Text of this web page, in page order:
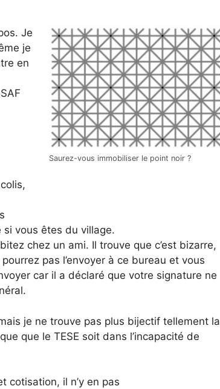
Saurez-vous immobiliser le point noir ?
Je
je
en
vous êtes du village.
chez un ami. Il trouve que c’est bizarre,
pas l’envoyer à ce bureau et vous
car il a déclaré que votre signature ne
je ne trouve pas plus bijectif tellement la
que le TESE soit dans l’incapacité de
cotisation, il n’y en pas